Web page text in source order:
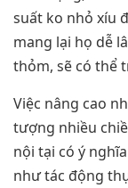
suất ko nhỏ xíu
mang lại họ dễ
thỏm, sẽ có thể
Việc nâng cao
tượng nhiều
nội tại có ý
như tác động